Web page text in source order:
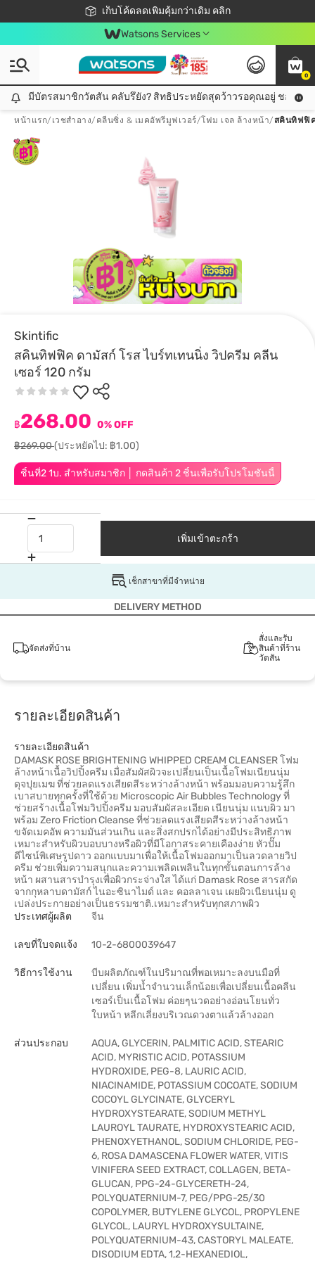
เก็บโค้ดลดเพิ่มคุ้มกว่าเดิม คลิก
ชอปออนไลน์ครั้งแรก ลดเพิ่มจุก ๆ 10%! 🎉
📦ส่งฟรี! เมื่อชอป 499฿
สมาชิกวัตสัน คลับดียังไง?
Watsons Services
0
มีบัตรสมาชิกวัตสัน คลับรึยัง? สิทธิประหยัดสุดว้าวรอคุณอยู่ ชอปคุ้มกว่าเดิม คลิก!
มีบัตรสมาชิกวัตสัน คลับรึยัง? สิทธิประหยัดสุดว้าวรอคุณอยู่ ชอปคุ้มก
หน้าแรก/ เวชสำอาง/ คลีนซิ่ง & เมคอัพรีมูฟเวอร์/โฟม เจล ล้างหน้า/ สคินทิฟฟิค
Skintific
สคินทิฟฟิค ดามัสก์ โรส ไบร์ทเทนนิ่ง วิปครีม คลีน
เซอร์ 120 กรัม
ชิ้นที่2 1บ. สำหรับสมาชิก │ กดสินค้า 2 ชิ้นเพื่อรับโปรโมชันนี้
฿268.00 0% OFF
฿269.00(ประหยัดไป: ฿1.00)
เพิ่มเข้าตะกร้า
เช็กสาขาที่มีจำหน่าย
DELIVERY METHOD
จัดส่งที่บ้าน
สั่งและรับ
สินค้าที่ร้าน
วัตสัน
รายละเอียดสินค้า
รายละเอียดสินค้า
DAMASK ROSE BRIGHTENING WHIPPED CREAM CLEANSER โฟม
ล้างหน้าเนื้อวิปปิ้งครีม เมื่อสัมผัสผิวจะเปลี่ยนเป็นเนื้อโฟมเนียนนุ่ม
ดุจปุยเมฆ ที่ช่วยลดแรงเสียดสีระหว่างล้างหน้า พร้อมมอบความรู้สึก
เบาสบายทุกครั้งที่ใช้ด้วย Microscopic Air Bubbles Technology ที่
ช่วยสร้างเนื้อโฟมวิปปิ้งครีม มอบสัมผัสละเอียด เนียนนุ่ม แนบผิว มา
พร้อม Zero Friction Cleanse ที่ช่วยลดแรงเสียดสีระหว่างล้างหน้า
ขจัดเมคอัพ ความมันส่วนเกิน และสิ่งสกปรกได้อย่างมีประสิทธิภาพ
เหมาะสำหรับผิวบอบบางหรือผิวที่มีโอกาสระคายเคืองง่าย หัวปั๊ม
ดีไซน์พิเศษรูปดาว ออกแบบมาเพื่อให้เนื้อโฟมออกมาเป็นลวดลายวิป
ครีม ช่วยเพิ่มความสนุกและความเพลิดเพลินในทุกขั้นตอนการล้าง
หน้า ผสานสารบำรุงเพื่อผิวกระจ่างใส ได้แก่ Damask Rose สารสกัด
จากกุหลาบดามัสก์ ไนอะซินาไมด์ และ คอลลาเจน เผยผิวเนียนนุ่ม ดู
เปล่งประกายอย่างเป็นธรรมชาติ.เหมาะสำหรับทุกสภาพผิว
ประเทศผู้ผลิต
จีน
เลขที่ใบจดแจ้ง 10-2-6800039647
วิธีการใช้งาน
บีบผลิตภัณฑ์ในปริมาณที่พอเหมาะลงบนมือที่
เปลี่ยน เพิ่มน้ำจำนวนเล็กน้อยเพื่อเปลี่ยนเนื้อคลีน
เซอร์เป็นเนื้อโฟม ค่อยๆนวดอย่างอ่อนโยนทั่ว
ใบหน้า หลีกเลี่ยงบริเวณดวงตาแล้วล้างออก
ส่วนประกอบ
AQUA, GLYCERIN, PALMITIC ACID, STEARIC
ACID, MYRISTIC ACID, POTASSIUM
HYDROXIDE, PEG-8, LAURIC ACID,
NIACINAMIDE, POTASSIUM COCOATE, SODIUM
COCOYL GLYCINATE, GLYCERYL
HYDROXYSTEARATE, SODIUM METHYL
LAUROYL TAURATE, HYDROXYSTEARIC ACID,
PHENOXYETHANOL, SODIUM CHLORIDE, PEG-
6, ROSA DAMASCENA FLOWER WATER, VITIS
VINIFERA SEED EXTRACT, COLLAGEN, BETA-
GLUCAN, PPG-24-GLYCERETH-24,
POLYQUATERNIUM-7, PEG/PPG-25/30
COPOLYMER, BUTYLENE GLYCOL, PROPYLENE
GLYCOL, LAURYL HYDROXYSULTAINE,
POLYQUATERNIUM-43, CASTORYL MALEATE,
DISODIUM EDTA, 1,2-HEXANEDIOL,